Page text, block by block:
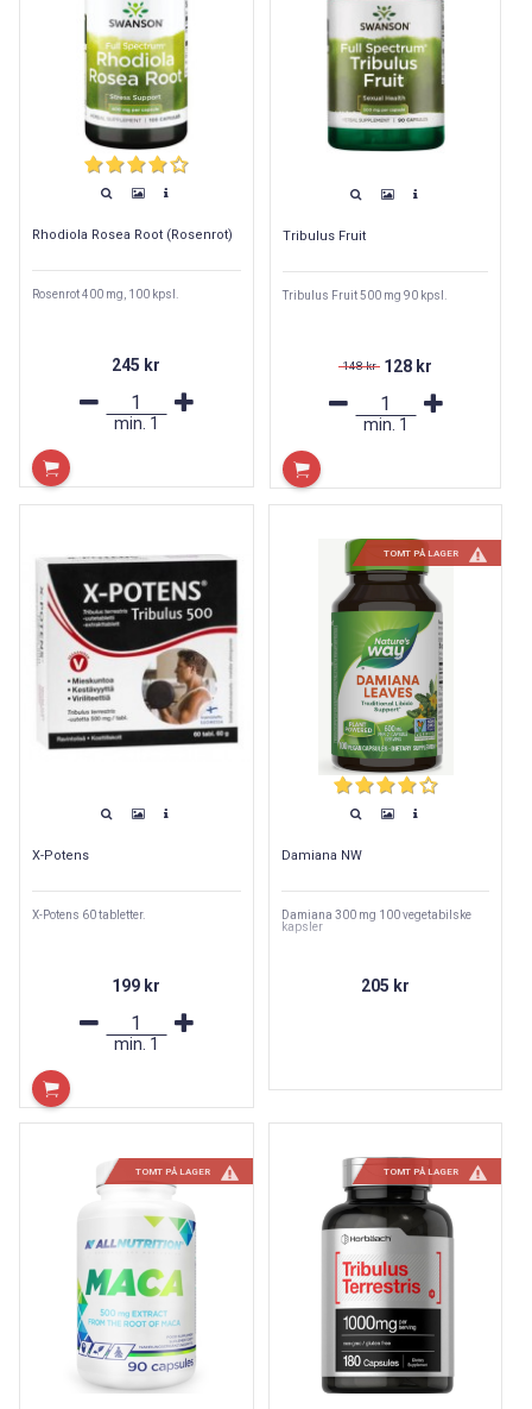
Rhodiola Rosea Root (Rosenrot)
Rosenrot 400 mg, 100 kpsl.
245 kr
min. 1
Tribulus Fruit
Tribulus Fruit 500 mg 90 kpsl.
148 kr 128 kr
min. 1
X-Potens
X-Potens 60 tabletter.
199 kr
min. 1
TOMT PÅ LAGER
Damiana NW
Damiana 300 mg 100 vegetabilske
kapsler
205 kr
TOMT PÅ LAGER TOMT PÅ LAGER